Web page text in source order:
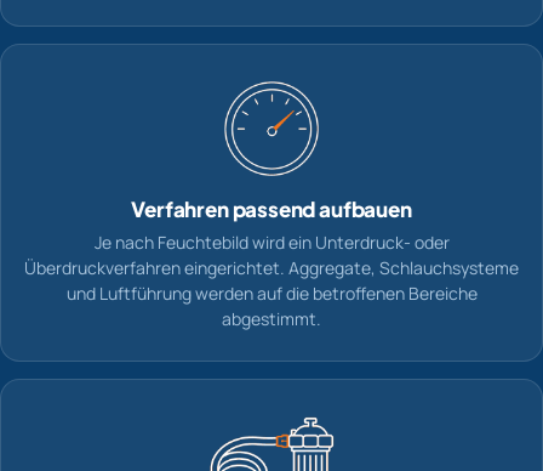
Verfahren passend aufbauen
Je nach Feuchtebild wird ein Unterdruck- oder
Überdruckverfahren eingerichtet. Aggregate, Schlauchsysteme
und Luftführung werden auf die betroffenen Bereiche
abgestimmt.